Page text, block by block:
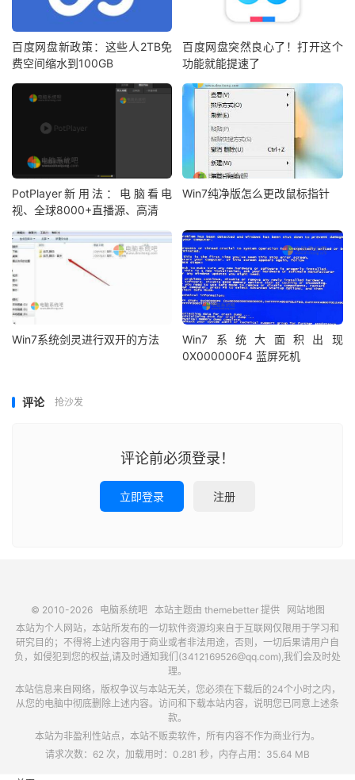
百度网盘新政策：这些人2TB免
费空间缩水到100GB
百度网盘突然良心了！打开这个
功能就能提速了
PotPlayer新用法：电脑看电
视、全球8000+直播源、高清
Win7纯净版怎么更改鼠标指针
Win7系统剑灵进行双开的方法
Win7系统大面积出现
0X000000F4 蓝屏死机
评论 抢沙发
评论前必须登录！
立即登录 注册
© 2010-2026 电脑系统吧本站主题由 themebetter提供
网站地图
本站为个人网站，本站所发布的一切软件资源均来自于互联网仅限用于学习和
研究目的；不得将上述内容用于商业或者非法用途，否则，一切后果请用户自
负，如侵犯到您的权益,请及时通知我们(3412169526@qq.com),我们会及时处
理。
本站信息来自网络，版权争议与本站无关，您必须在下载后的24个小时之内，
从您的电脑中彻底删除上述内容。访问和下载本站内容，说明您已同意上述条
款。
本站为非盈利性站点，本站不贩卖软件，所有内容不作为商业行为。
请求次数：62 次，加载用时：0.281 秒，内存占用：35.64 MB